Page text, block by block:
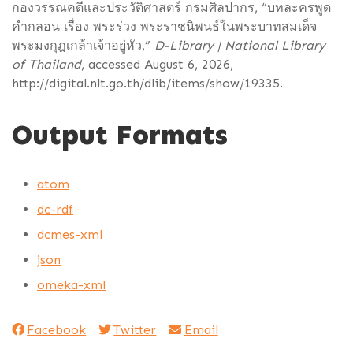
กองวรรณคดีและประวัติศาสตร์ กรมศิลปากร, “บทละครพูด
คำกลอน เรื่อง พระร่วง พระราชนิพนธ์ในพระบาทสมเด็จ
พระมงกุฎเกล้าเจ้าอยู่หัว,” D-Library | National Library
of Thailand, accessed August 6, 2026,
http://digital.nlt.go.th/dlib/items/show/19335.
Output Formats
atom
dc-rdf
dcmes-xml
json
omeka-xml
Facebook Twitter Email